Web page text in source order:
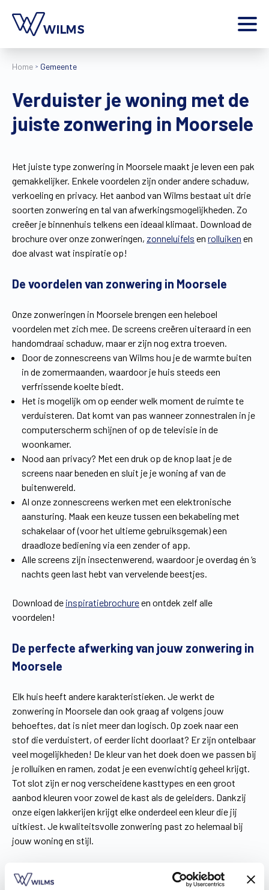
Vind een verdeler Offerte op maat
Gratis brochure
Home
Producten
Inspiratie
Contact
Extra
Jobs
Wilms World
NL
Home Gemeente
Verduister je woning met de
juiste zonwering in Moorsele
Het juiste type zonwering in Moorsele maakt je leven een pak
gemakkelijker. Enkele voordelen zijn onder andere schaduw,
verkoeling en privacy. Het aanbod van Wilms bestaat uit drie
soorten zonwering en tal van afwerkingsmogelijkheden. Zo
creëer je binnenhuis telkens een ideaal klimaat. Download de
brochure over onze zonweringen, zonneluifels en rolluiken en
doe alvast wat inspiratie op!
De voordelen van zonwering in Moorsele
Onze zonweringen in Moorsele brengen een heleboel
voordelen met zich mee. De screens creëren uiteraard in een
handomdraai schaduw, maar er zijn nog extra troeven.
Door de zonnescreens van Wilms hou je de warmte buiten
in de zomermaanden, waardoor je huis steeds een
verfrissende koelte biedt.
Het is mogelijk om op eender welk moment de ruimte te
verduisteren. Dat komt van pas wanneer zonnestralen in je
computerscherm schijnen of op de televisie in de
woonkamer.
Nood aan privacy? Met een druk op de knop laat je de
screens naar beneden en sluit je je woning af van de
buitenwereld.
Al onze zonnescreens werken met een elektronische
aansturing. Maak een keuze tussen een bekabeling met
schakelaar of (voor het ultieme gebruiksgemak) een
draadloze bediening via een zender of app.
Alle screens zijn insectenwerend, waardoor je overdag én ‘s
nachts geen last hebt van vervelende beestjes.
Download de inspiratiebrochureen ontdek zelf alle
voordelen!
De perfecte afwerking van jouw zonwering in
Moorsele
Elk huis heeft andere karakteristieken. Je werkt de
zonwering in Moorsele dan ook graag af volgens jouw
behoeftes, dat is niet meer dan logisch. Op zoek naar een
stof die verduistert, of eerder licht doorlaat? Er zijn ontelbaar
veel mogelijkheden! De kleur van het doek doen we passen bij
je rolluiken en ramen, zodat je een evenwichtig geheel krijgt.
Tot slot zijn er nog verscheidene kasttypes en een groot
aanbod kleuren voor zowel de kast als de geleiders. Dankzij
onze eigen lakkerijen krijgt elke onderdeel een kleur die jij
uitkiest. Je kwaliteitsvolle zonwering past zo helemaal bij
jouw woning en stijl.